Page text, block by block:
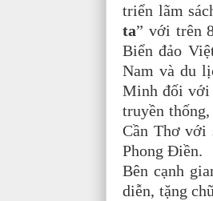
triển lãm
ta” với trên
Biển đảo
Nam và du
Minh đối với
truyền
Cần Thơ với
Phong Điền.
Bên cạnh
diễn, tặng